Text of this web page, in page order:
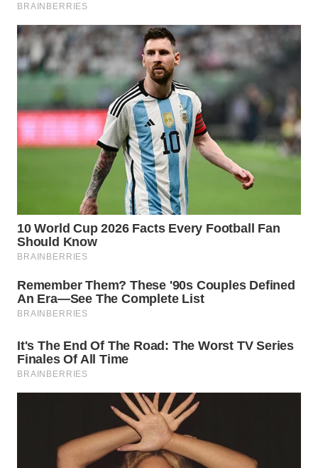
WN
MALUKU
WN
MALUT
DAIRI
WN
NIAS
WN
LANGKAT
WN
TAPANULI
LESUNG